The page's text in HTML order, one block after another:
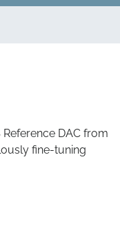
DAC from
fine-tuning